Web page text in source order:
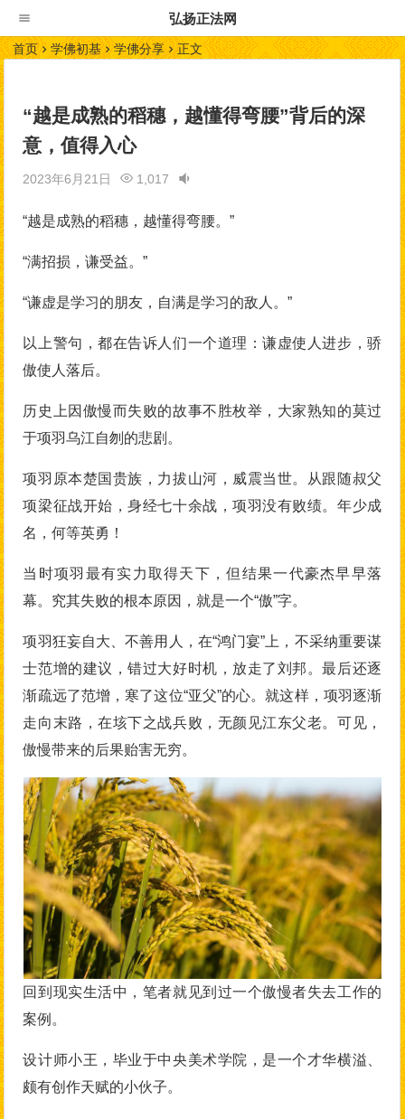
弘扬正法网
首页 学佛初基 学佛分享 正文
“越是成熟的稻穗，越懂得弯腰”背后的深
意，值得入心
2023年6月21日 1,017
“越是成熟的稻穗，越懂得弯腰。”
“满招损，谦受益。”
“谦虚是学习的朋友，自满是学习的敌人。”
以上警句，都在告诉人们一个道理：谦虚使人进步，骄
傲使人落后。
历史上因傲慢而失败的故事不胜枚举，大家熟知的莫过
于项羽乌江自刎的悲剧。
项羽原本楚国贵族，力拔山河，威震当世。从跟随叔父
项梁征战开始，身经七十余战，项羽没有败绩。年少成
名，何等英勇！
当时项羽最有实力取得天下，但结果一代豪杰早早落
幕。究其失败的根本原因，就是一个“傲”字。
项羽狂妄自大、不善用人，在“鸿门宴”上，不采纳重要谋
士范增的建议，错过大好时机，放走了刘邦。最后还逐
渐疏远了范增，寒了这位“亚父”的心。就这样，项羽逐渐
走向末路，在垓下之战兵败，无颜见江东父老。可见，
傲慢带来的后果贻害无穷。
回到现实生活中，笔者就见到过一个傲慢者失去工作的
案例。
设计师小王，毕业于中央美术学院，是一个才华横溢、
颇有创作天赋的小伙子。